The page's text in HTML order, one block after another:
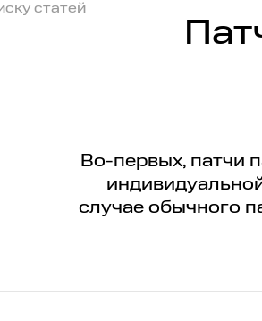
статей
Во-первых, патчи
случае обычного